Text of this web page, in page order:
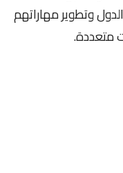
وتطوير مهاراتهم
متعددة.